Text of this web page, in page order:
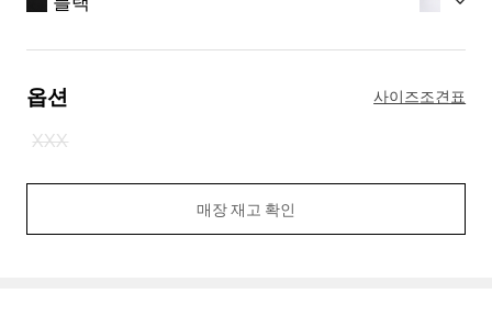
옵션 사이즈조견표
XXX
매장 재고 확인